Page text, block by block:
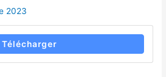
2023
Télécharger